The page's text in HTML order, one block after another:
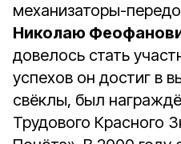
механизаторы-
Николаю
довелось стать
успехов он достиг в
свёклы, был
Трудового Красного